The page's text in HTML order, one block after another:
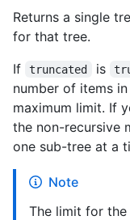
Returns a single
for that tree.
If
truncated is
number of items
maximum limit. If
the non-recursive
one sub-tree at a
Note
The limit for the